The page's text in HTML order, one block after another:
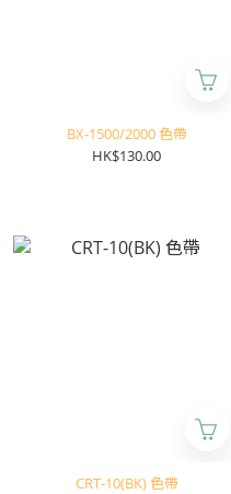
BX-1500/2000 色帶
HK$130.00
CRT-10(BK) 色帶